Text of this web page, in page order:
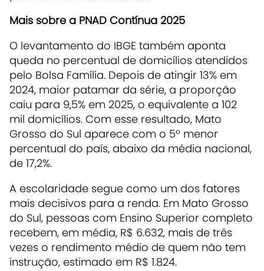
Mais sobre a PNAD Contínua 2025
O levantamento do IBGE também aponta
queda no percentual de domicílios atendidos
pelo Bolsa Família. Depois de atingir 13% em
2024, maior patamar da série, a proporção
caiu para 9,5% em 2025, o equivalente a 102
mil domicílios. Com esse resultado, Mato
Grosso do Sul aparece com o 5º menor
percentual do país, abaixo da média nacional,
de 17,2%.
A escolaridade segue como um dos fatores
mais decisivos para a renda. Em Mato Grosso
do Sul, pessoas com Ensino Superior completo
recebem, em média, R$ 6.632, mais de três
vezes o rendimento médio de quem não tem
instrução, estimado em R$ 1.824.